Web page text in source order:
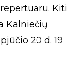
Kiti
Kalniečių
20 d. 19